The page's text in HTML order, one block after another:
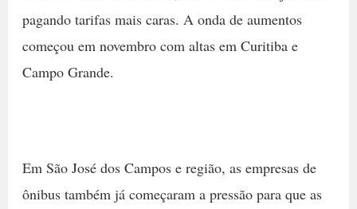
pagando tarifas mais caras. A onda de aumentos
começou em novembro com altas em Curitiba e
Campo Grande.
Em São José dos Campos e região, as empresas de
ônibus também já começaram a pressão para que as